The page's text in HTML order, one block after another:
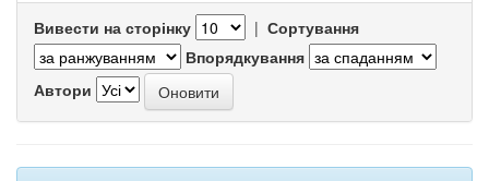
Вивести на сторінку | Сортування
Впорядкування
Автори